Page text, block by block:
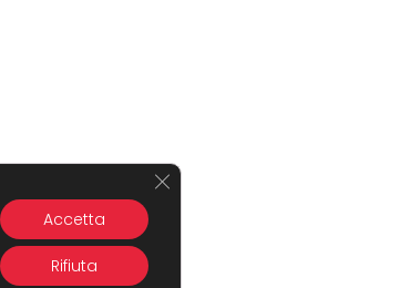
Accetta
Rifiuta
Close GDPR Cookie Banner